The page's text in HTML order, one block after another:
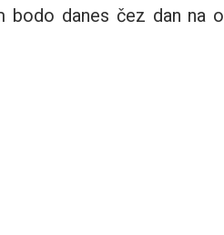
danes čez dan na